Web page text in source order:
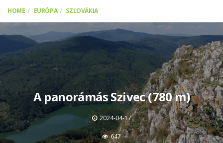
HOME EURÓPA SZLOVÁKIA
A panorámás Szivec (780 m)
2024-04-17
647